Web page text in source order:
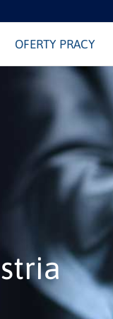
OFERTY PRACY